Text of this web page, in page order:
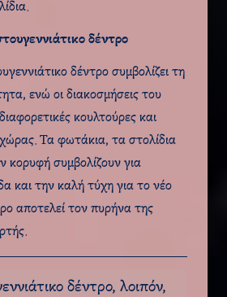
δέντρο
δέντρο συμβολίζει τη
ενώ οι διακοσμήσεις του
κουλτούρες και
Τα φωτάκια, τα στολίδια
κορυφή συμβολίζουν για
και την καλή τύχη για το νέο
αποτελεί τον πυρήνα της
δέντρο, λοιπόν,